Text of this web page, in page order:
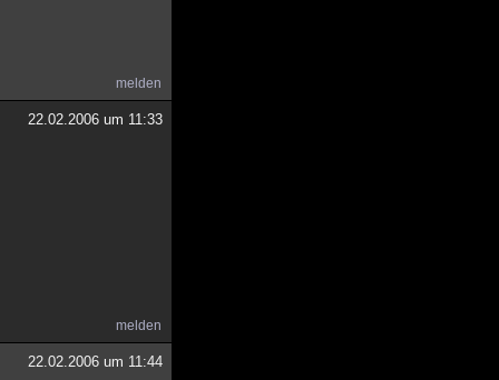
melden
22.02.2006 um 11:33
melden
22.02.2006 um 11:44